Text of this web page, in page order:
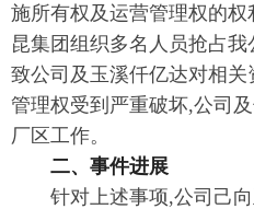
施所有权及运营管理权的权
昆集团组织多名人员抢占
致公司及玉溪仟亿达对相
管理权受到严重破坏,公司
厂区工作。
二、事件进展
针对上述事项,公司己